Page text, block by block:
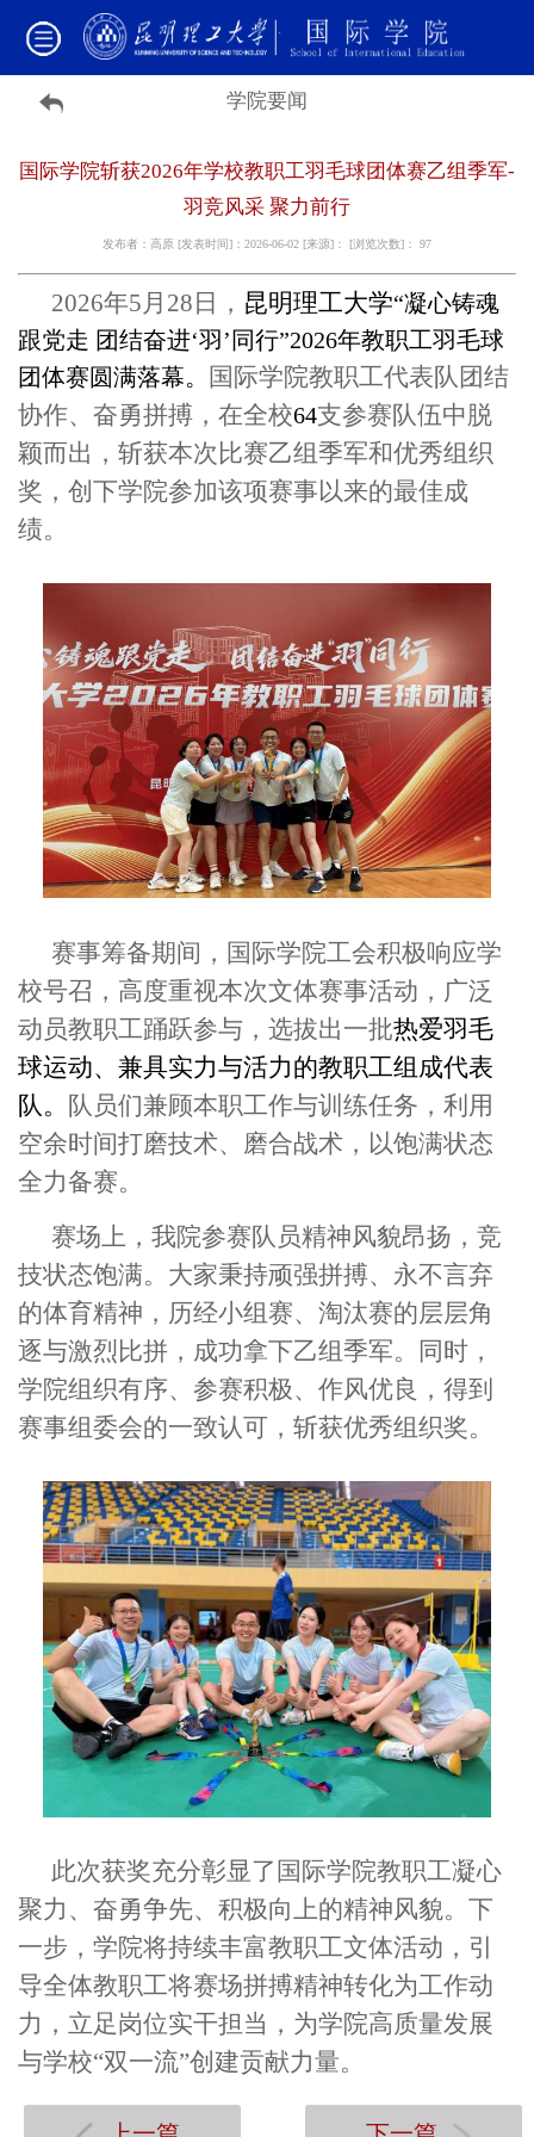
学院要闻
国际学院斩获2026年学校教职工羽毛球团体赛乙组季军-
羽竞风采 聚力前行
发布者：高原 [发表时间]：2026-06-02 [来源]： [浏览次数]： 97
2026年5月 28 日， 昆明理工大学“凝心铸魂
跟党走 团结奋进‘羽’ 同行”2026年教职工羽毛球
团体赛圆满落幕。
国际学院教职工代表队团结
协作、奋勇拼搏，在全校64支参赛队伍中脱
颖而出，斩获本次比赛乙组季军和优秀组织
奖，创下学院参加该项赛事以来的最佳成
绩。
赛事筹备期间，国际学院工会积极响应学
校号召，高度重视本次文体赛事活动，广泛
动员教职工踊跃参与，选拔出一批热爱羽毛
球运动、兼具实力与活力的教职工组成代表
队。
队员们兼顾本职工作与训练任务，利用
空余时间打磨技术、磨合战术，以饱满状态
全力备赛。
赛场上，我院参赛队员精神风貌昂扬，竞
技状态饱满。大家秉持顽强拼搏、永不言弃
的体育精神，历经小组赛、淘汰赛的层层角
逐与激烈比拼，成功拿下乙组季军。同时，
学院组织有序、参赛积极、作风优良，得到
赛事组委会的一致认可，斩获优秀组织奖。
此次获奖充分彰显了国际学院教职工凝心
聚力、奋勇争先、积极向上的精神风貌。下
一步，学院将持续丰富教职工文体活动，引
导全体教职工将赛场拼搏精神转化为工作动
力，立足岗位实干担当，为学院高质量发展
与学校“双一流”创建贡献力量。